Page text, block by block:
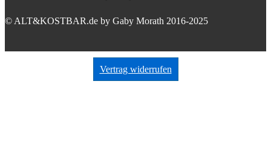
© ALT&KOSTBAR.de by Gaby Morath 2016-2025
Vertrag widerrufen